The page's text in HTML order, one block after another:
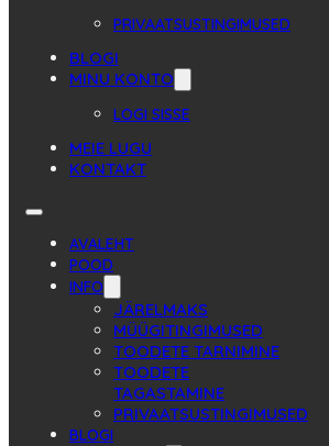
PRIVAATSUSTINGIMUSED
BLOGI
MINU KONTO
LOGI SISSE
MEIE LUGU
KONTAKT
AVALEHT
POOD
INFO
JÄRELMAKS
MÜÜGITINGIMUSED
TOODETE TARNIMINE
TOODETE
TAGASTAMINE
PRIVAATSUSTINGIMUSED
BLOGI